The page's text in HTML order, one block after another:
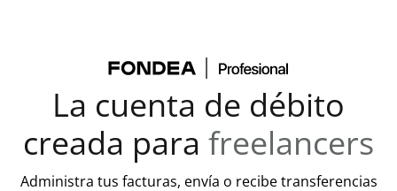
La cuenta de débito
creada para freelancers
Administra tus facturas, envía o recibe transferencias